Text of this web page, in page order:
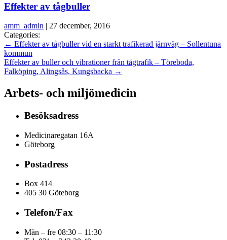
Effekter av tågbuller
amm_admin | 27 december, 2016
Categories:
← Effekter av tågbuller vid en starkt trafikerad järnväg – Sollentuna
kommun
Effekter av buller och vibrationer från tågtrafik – Töreboda,
Falköping, Alingsås, Kungsbacka →
Arbets- och miljömedicin
Besöksadress
Medicinaregatan 16A
Göteborg
Postadress
Box 414
405 30 Göteborg
Telefon/Fax
Mån – fre 08:30 – 11:30